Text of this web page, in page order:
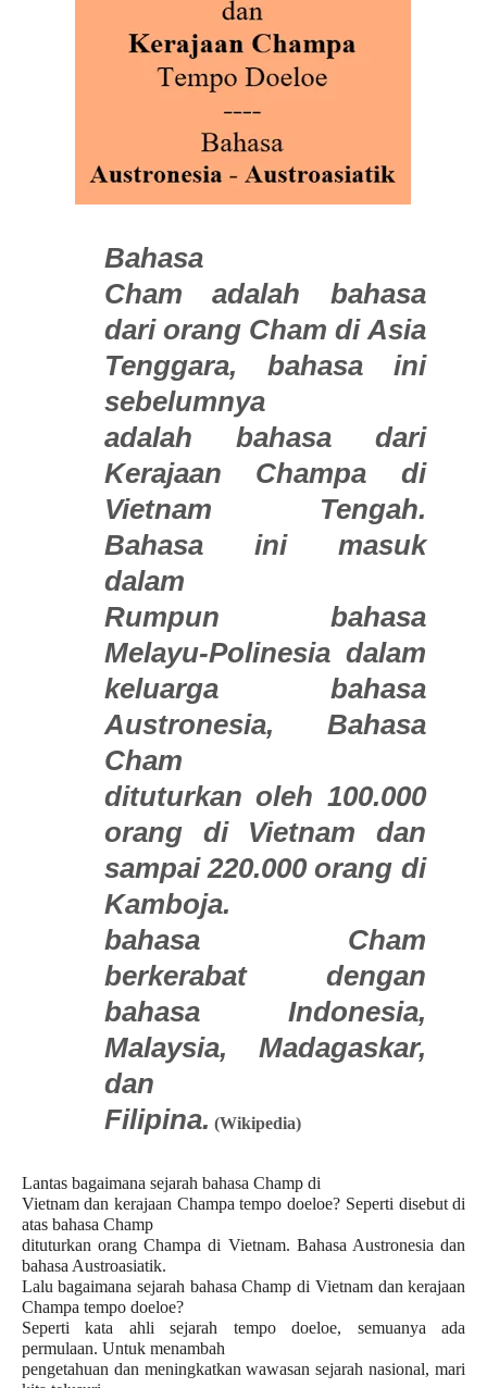
Bahasa
Cham adalah bahasa
dari orang Cham di Asia
Tenggara, bahasa ini
sebelumnya
adalah bahasa dari
Kerajaan Champa di
Vietnam Tengah.
Bahasa ini masuk
dalam
Rumpun bahasa
Melayu-Polinesia dalam
keluarga bahasa
Austronesia, Bahasa
Cham
dituturkan oleh 100.000
orang di Vietnam dan
sampai 220.000 orang di
Kamboja.
bahasa Cham
berkerabat dengan
bahasa Indonesia,
Malaysia, Madagaskar,
dan
Filipina. (Wikipedia)
Lantas bagaimana sejarah bahasa Champ di
Vietnam dan kerajaan Champa tempo doeloe? Seperti disebut di
atas bahasa Champ
dituturkan orang Champa di Vietnam. Bahasa Austronesia dan
bahasa Austroasiatik.
Lalu bagaimana sejarah bahasa Champ di Vietnam dan kerajaan
Champa tempo doeloe?
Seperti kata ahli sejarah tempo doeloe, semuanya ada
permulaan. Untuk menambah
pengetahuan dan meningkatkan wawasan sejarah nasional, mari